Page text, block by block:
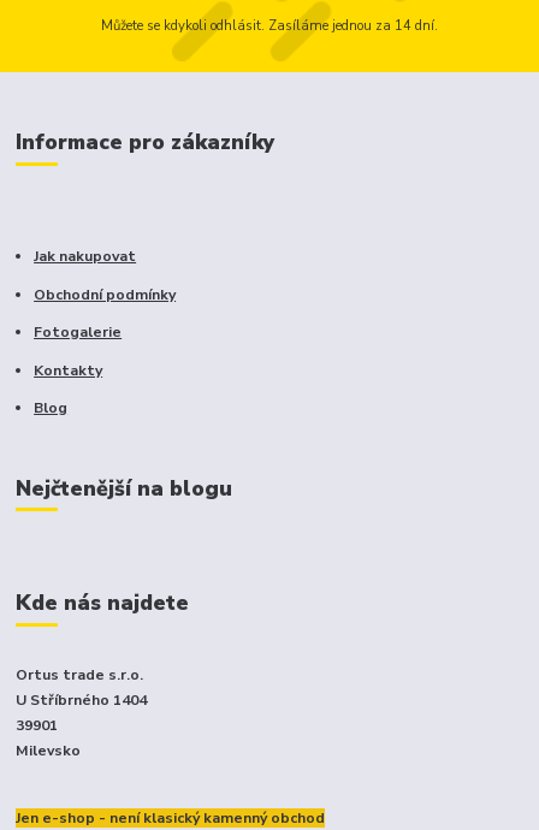
Můžete se kdykoli odhlásit. Zasíláme jednou za 14 dní.
Informace pro zákazníky
Jak nakupovat
Obchodní podmínky
Fotogalerie
Kontakty
Blog
Nejčtenější na blogu
Kde nás najdete
Ortus trade s.r.o.
U Stříbrného 1404
39901
Milevsko
Jen e-shop - není klasický kamenný obchod